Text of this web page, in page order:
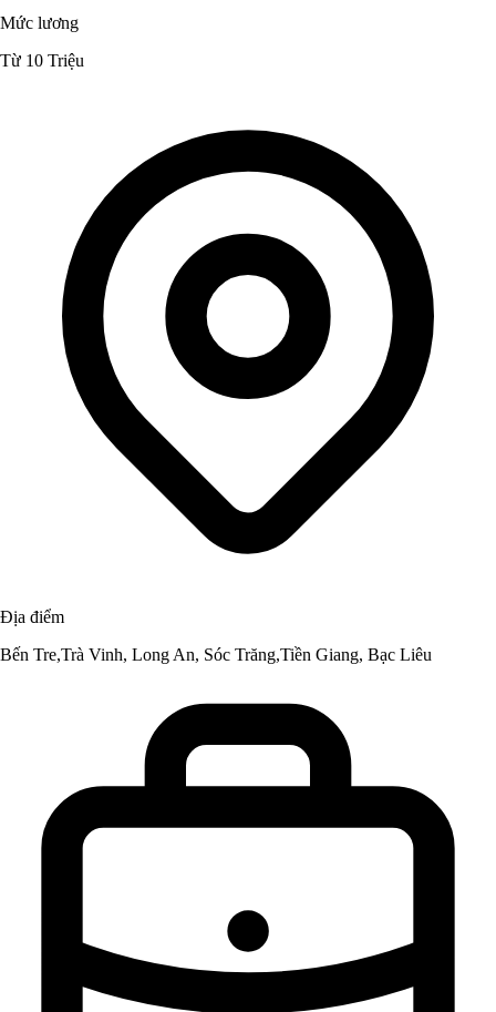
Mức lương
Từ 10 Triệu
Địa điểm
Bến Tre,Trà Vinh, Long An, Sóc Trăng,Tiền Giang, Bạc Liêu